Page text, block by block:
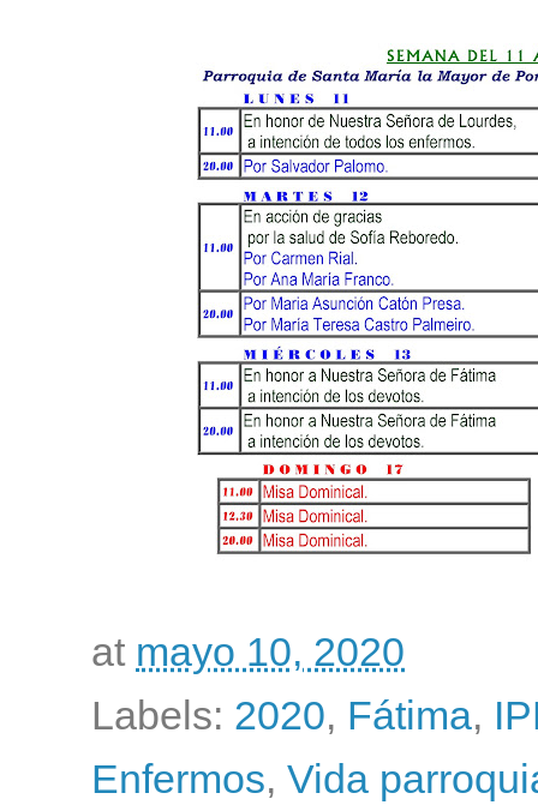
at mayo 10, 2020
Labels: 2020, Fátima,
Enfermos, Vida